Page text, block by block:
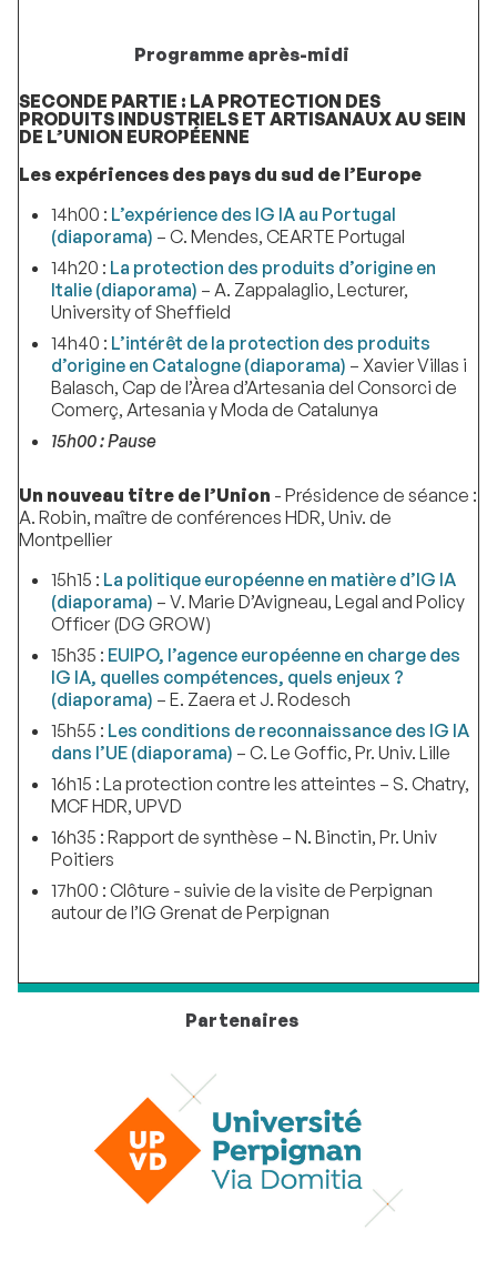
Programme après-midi
SECONDE PARTIE : LA PROTECTION DES
PRODUITS INDUSTRIELS ET ARTISANAUX AU SEIN
DE L’UNION EUROPÉENNE
Les expériences des pays du sud de l’Europe
14h00 : L’expérience des IG IA au Portugal
(diaporama) – C. Mendes, CEARTE Portugal
14h20 : La protection des produits d’origine en
Italie (diaporama) – A. Zappalaglio, Lecturer,
University of Sheffield
14h40 : L’intérêt de la protection des produits
d’origine en Catalogne (diaporama) – Xavier Villas i
Balasch, Cap de l’Àrea d’Artesania del Consorci de
Comerç, Artesania y Moda de Catalunya
15h00 : Pause
Un nouveau titre de l’Union - Présidence de séance :
A. Robin, maître de conférences HDR, Univ. de
Montpellier
15h15 : La politique européenne en matière d’IG IA
(diaporama) – V. Marie D’Avigneau, Legal and Policy
Officer (DG GROW)
15h35 : EUIPO, l’agence européenne en charge des
IG IA, quelles compétences, quels enjeux ?
(diaporama) – E. Zaera et J. Rodesch
15h55 : Les conditions de reconnaissance des IG IA
dans l’UE (diaporama) – C. Le Goffic, Pr. Univ. Lille
16h15 : La protection contre les atteintes – S. Chatry,
MCF HDR, UPVD
16h35 : Rapport de synthèse – N. Binctin, Pr. Univ
Poitiers
17h00 : Clôture - suivie de la visite de Perpignan
autour de l’IG Grenat de Perpignan
Partenaires